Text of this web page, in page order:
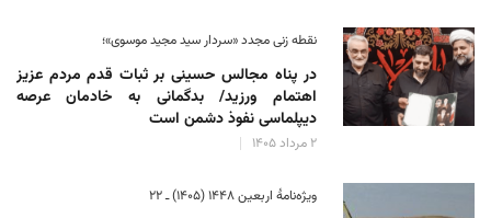
نقطه زنی مجدد «سردار سید مجید موسوی»؛
در پناه مجالس حسینی بر ثبات‌ قدم مردم عزیز
اهتمام ورزید/ بدگمانی به خادمان عرصه
دیپلماسی نفوذ دشمن است
۲ مرداد ۱۴۰۵
ویژه‌نامهٔ اربعین ۱۴۴۸ (۱۴۰۵) ـ ۲۲